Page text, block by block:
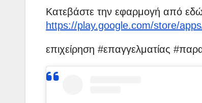
Κατεβάστε την εφαρμογή από
https://play.google.com/store/
επιχείρηση #επαγγελματίας